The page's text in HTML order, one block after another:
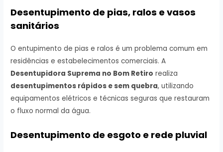
Desentupimento de pias, ralos e vasos
sanitários
O entupimento de pias e ralos é um problema comum em
residências e estabelecimentos comerciais. A
Desentupidora Suprema no Bom Retiro realiza
desentupimentos rápidos e sem quebra, utilizando
equipamentos elétricos e técnicas seguras que restauram
o fluxo normal da água.
Desentupimento de esgoto e rede pluvial